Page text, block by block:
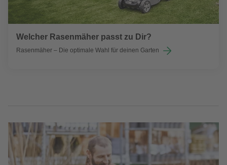
Welcher Rasenmäher passt zu Dir?
Rasenmäher – Die optimale Wahl für deinen Garten